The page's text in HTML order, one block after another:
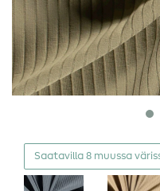
Saatavilla 8 muussa